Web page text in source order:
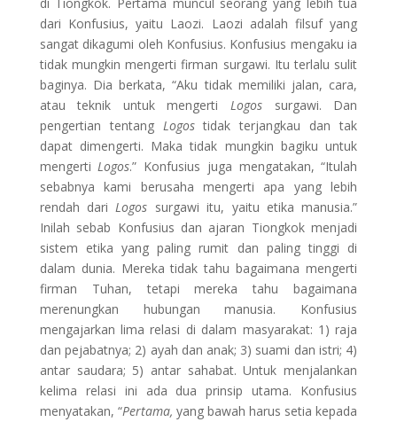
di Tiongkok. Pertama muncul seorang yang lebih tua
dari Konfusius, yaitu Laozi. Laozi adalah filsuf yang
sangat dikagumi oleh Konfusius. Konfusius mengaku ia
tidak mungkin mengerti firman surgawi. Itu terlalu sulit
baginya. Dia berkata, “Aku tidak memiliki jalan, cara,
atau teknik untuk mengertiLogos surgawi. Dan
pengertian tentang Logostidak terjangkau dan tak
dapat dimengerti. Maka tidak mungkin bagiku untuk
mengertiLogos.” Konfusius juga mengatakan, “Itulah
sebabnya kami berusaha mengerti apa yang lebih
rendah dariLogos surgawi itu, yaitu etika manusia.”
Inilah sebab Konfusius dan ajaran Tiongkok menjadi
sistem etika yang paling rumit dan paling tinggi di
dalam dunia. Mereka tidak tahu bagaimana mengerti
firman Tuhan, tetapi mereka tahu bagaimana
merenungkan hubungan manusia. Konfusius
mengajarkan lima relasi di dalam masyarakat: 1) raja
dan pejabatnya; 2) ayah dan anak; 3) suami dan istri; 4)
antar saudara; 5) antar sahabat. Untuk menjalankan
kelima relasi ini ada dua prinsip utama. Konfusius
menyatakan, “Pertama, yang bawah harus setia kepada